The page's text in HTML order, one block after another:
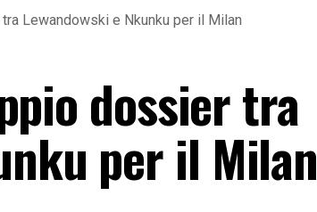
Lewandowski e Nkunku per il Milan
dossier tra
per il Milan